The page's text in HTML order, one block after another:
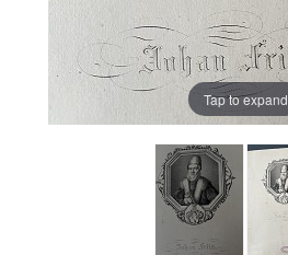
Tap to expand